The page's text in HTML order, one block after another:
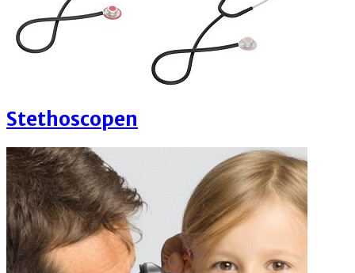
Stethoscopen